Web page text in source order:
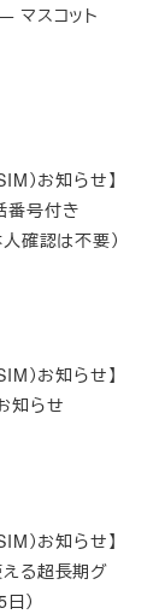
マスコット
）お知らせ】
番号付き
確認は不要）
）お知らせ】
知らせ
）お知らせ】
える超長期グ
）